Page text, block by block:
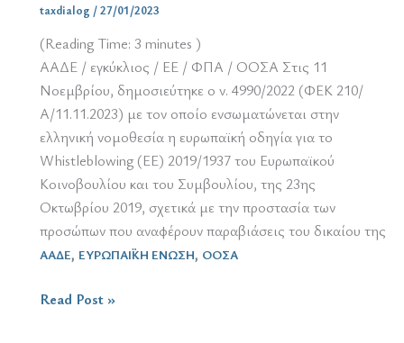
taxdialog /27/01/2023
(Reading Time: 3 minutes )
ΑΑΔΕ / εγκύκλιος / ΕΕ / ΦΠΑ / ΟΟΣΑ Στις 11
Νοεμβρίου, δημοσιεύτηκε ο ν. 4990/2022 (ΦΕΚ 210/
Α/11.11.2023) με τον οποίο ενσωματώνεται στην
ελληνική νομοθεσία η ευρωπαϊκή οδηγία για το
Whistleblowing (ΕΕ) 2019/1937 του Ευρωπαϊκού
Κοινοβουλίου και του Συμβουλίου, της 23ης
Οκτωβρίου 2019, σχετικά με την προστασία των
προσώπων που αναφέρουν παραβιάσεις του δικαίου της
ΑΑΔΕ, ΕΥΡΩΠΑΪΚΗ ΕΝΩΣΗ, ΟΟΣΑ
31.1.2023
Read Post »